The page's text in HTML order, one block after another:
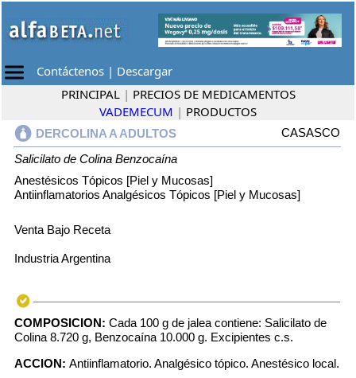
Contáctenos | Descargar
PRINCIPAL | PRECIOS DE MEDICAMENTOS
VADEMECUM | PRODUCTOS
DERCOLINA A ADULTOS
CASASCO
Salicilato de Colina Benzocaína
Anestésicos Tópicos [Piel y Mucosas]
Antiinflamatorios Analgésicos Tópicos [Piel y Mucosas]
Venta Bajo Receta
Industria Argentina
COMPOSICION: Cada 100 g de jalea contiene: Salicilato de
Colina 8.720 g, Benzocaína 10.000 g. Excipientes c.s.
ACCION: Antiinflamatorio. Analgésico tópico. Anestésico local.